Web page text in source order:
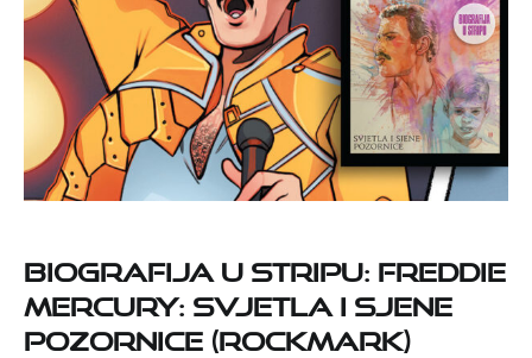
Biografija u stripu: Freddie
Mercury: Svjetla i sjene
pozornice (Rockmark)